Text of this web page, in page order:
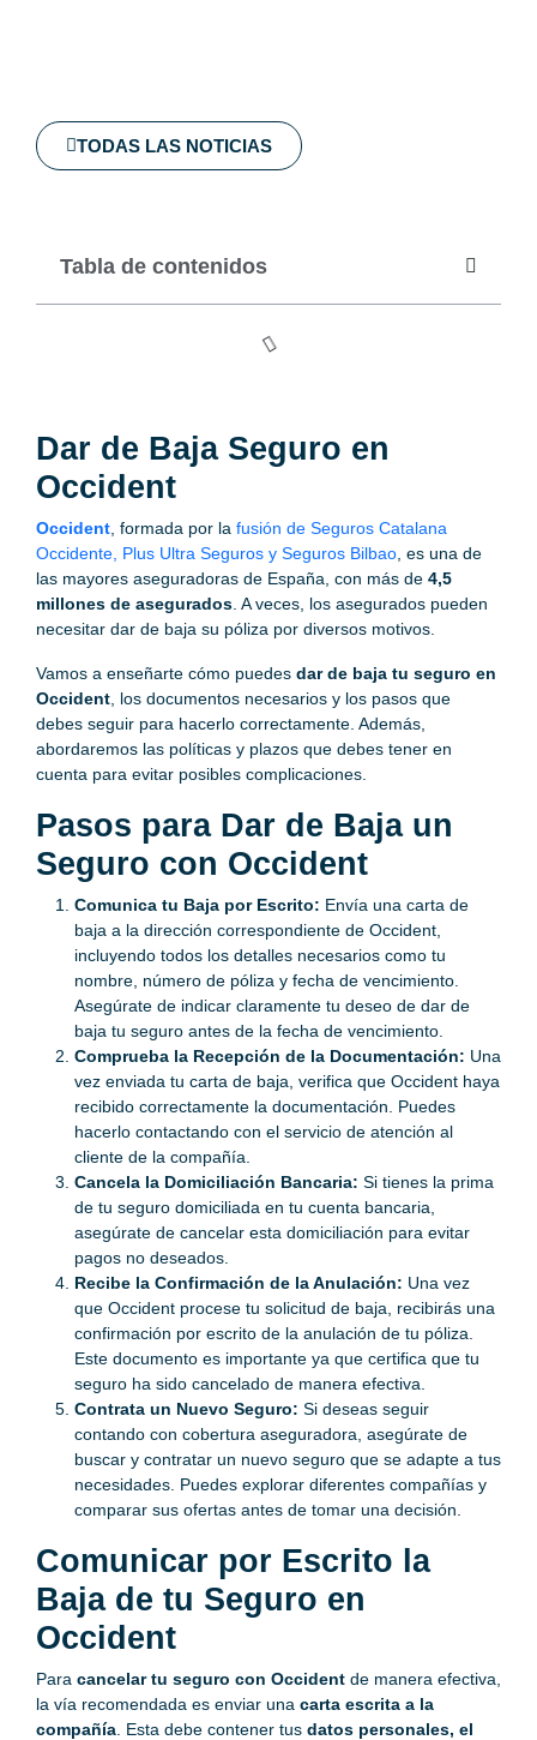
Dar de Baja Seguro en
Occident
Occident , formada por la fusión de Seguros Catalana
Occidente, Plus Ultra Seguros y Seguros Bilbao , es una de
las mayores aseguradoras de España, con más de 4,5
millones de asegurados . A veces, los asegurados pueden
necesitar dar de baja su póliza por diversos motivos.
Vamos a enseñarte cómo puedes dar de baja tu seguro en
Occident , los documentos necesarios y los pasos que
debes seguir para hacerlo correctamente. Además,
abordaremos las políticas y plazos que debes tener en
cuenta para evitar posibles complicaciones.
Pasos para Dar de Baja un
Seguro con Occident
Comunica tu Baja por Escrito: Envía una carta de
baja a la dirección correspondiente de Occident,
incluyendo todos los detalles necesarios como tu
nombre, número de póliza y fecha de vencimiento.
Asegúrate de indicar claramente tu deseo de dar de
baja tu seguro antes de la fecha de vencimiento.
Comprueba la Recepción de la Documentación: Una
vez enviada tu carta de baja, verifica que Occident haya
recibido correctamente la documentación. Puedes
hacerlo contactando con el servicio de atención al
cliente de la compañía.
Cancela la Domiciliación Bancaria: Si tienes la prima
de tu seguro domiciliada en tu cuenta bancaria,
asegúrate de cancelar esta domiciliación para evitar
pagos no deseados.
Recibe la Confirmación de la Anulación: Una vez
que Occident procese tu solicitud de baja, recibirás una
confirmación por escrito de la anulación de tu póliza.
Este documento es importante ya que certifica que tu
seguro ha sido cancelado de manera efectiva.
Contrata un Nuevo Seguro: Si deseas seguir
contando con cobertura aseguradora, asegúrate de
buscar y contratar un nuevo seguro que se adapte a tus
necesidades. Puedes explorar diferentes compañías y
comparar sus ofertas antes de tomar una decisión.
Comunicar por Escrito la
Baja de tu Seguro en
Occident
Para cancelar tu seguro con Occident de manera efectiva,
la vía recomendada es enviar una carta escrita a la
compañía . Esta debe contener tus datos personales, el
TODAS LAS NOTICIAS
Tabla de contenidos